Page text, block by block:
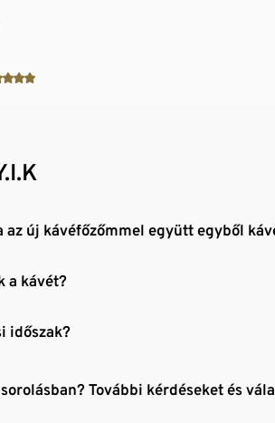
az új kávéfőzőmmel együtt egyből
a kávét?
időszak?
További kérdéseket és